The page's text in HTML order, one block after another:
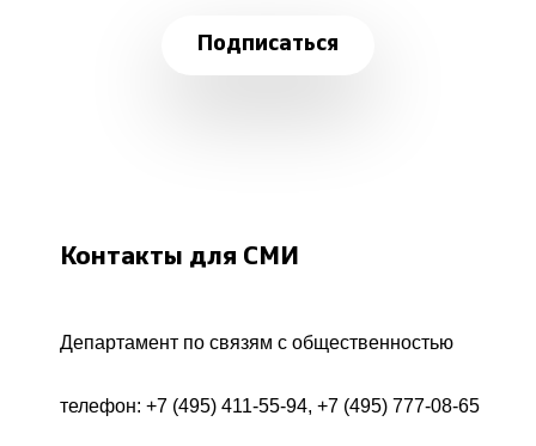
Подписаться
Контакты для СМИ
Департамент по связям с общественностью
телефон: +7 (495) 411-55-94, +7 (495) 777-08-65